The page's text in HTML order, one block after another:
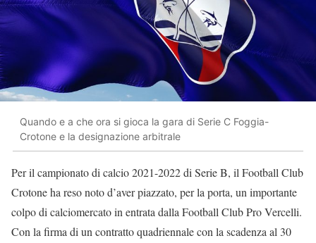
Quando e a che ora si gioca la gara di Serie C Foggia-
Crotone e la designazione arbitrale
Per il campionato di calcio 2021-2022 di Serie B, il Football Club
Crotone ha reso noto d’aver piazzato, per la porta, un importante
colpo di calciomercato in entrata dalla Football Club Pro Vercelli.
Con la firma di un contratto quadriennale con la scadenza al 30